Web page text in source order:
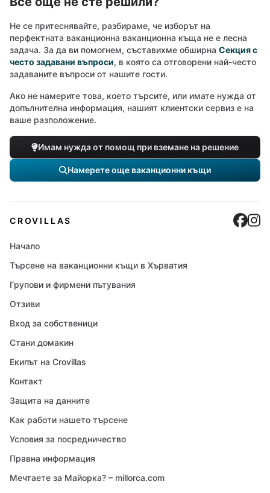
Не се притеснявайте, разбираме, че изборът на
перфектната ваканционна ваканционна къща не е лесна
задача. За да ви помогнем, съставихме обширна Секция с
често задавани въпроси, в която са отговорени най-често
задаваните въпроси от нашите гости.
Ако не намерите това, което търсите, или имате нужда от
допълнителна информация, нашият клиентски сервиз е на
ваше разположение.
Имам нужда от помощ при вземане на решение
Намерете още ваканционни къщи
CROVILLAS
Начало
Търсене на ваканционни къщи в Хърватия
Групови и фирмени пътувания
Отзиви
Вход за собственици
Стани домакин
Екипът на Crovillas
Контакт
Защита на данните
Как работи нашето търсене
Условия за посредничество
Правна информация
Мечтаете за Майорка? – millorca.com